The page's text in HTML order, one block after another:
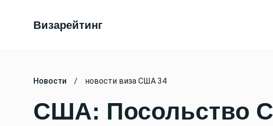
Визарейтинг
Новости / новости виза США 34
США: Посольство